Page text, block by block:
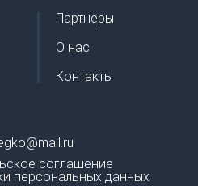
Партнеры
О нас
Контакты
соглашение
персональных данных